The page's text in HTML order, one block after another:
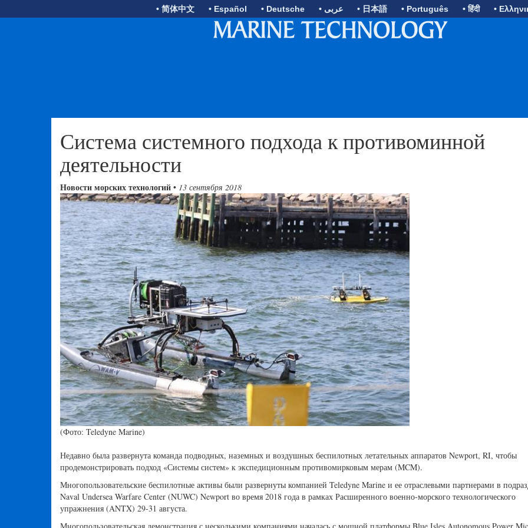
• 简体中文 • Español • Deutsche • عربى • 日本語 • Português • हिंदी •
Система системного подхода к противоминной
деятельности
Новости морских технологий • 13 сентября 2018
(Фото: Teledyne Marine)
Недавно была развернута команда подводных, наземных и воздушных беспилотных летательных аппаратов Newport, RI, чтобы
продемонстрировать подход «Системы систем» к экспедиционным противомирковым мерам (MCM).
Многопользовательские беспилотные активы были развернуты компанией Teledyne Marine и ее отраслевыми партнерами в
Naval Undersea Warfare Center (NUWC) Newport во время 2018 года в рамках Расширенного военно-морского технологического
упражнения (ANTX) 29-31 августа.